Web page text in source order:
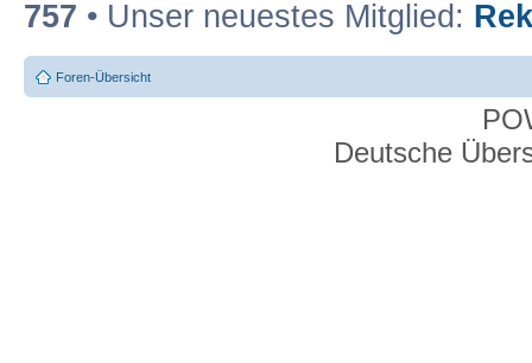
757 • Unser neuestes Mitglied:
Foren-Übersicht
Deutsche